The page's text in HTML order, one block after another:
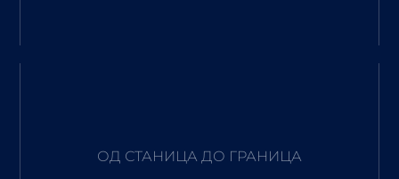
ОД СТАНИЦА ДО ГРАНИЦА